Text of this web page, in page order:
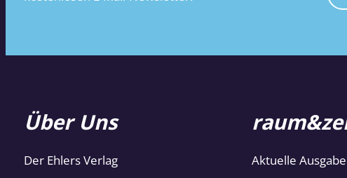
Über Uns
Der Ehlers Verlag Aktuelle Ausgabe